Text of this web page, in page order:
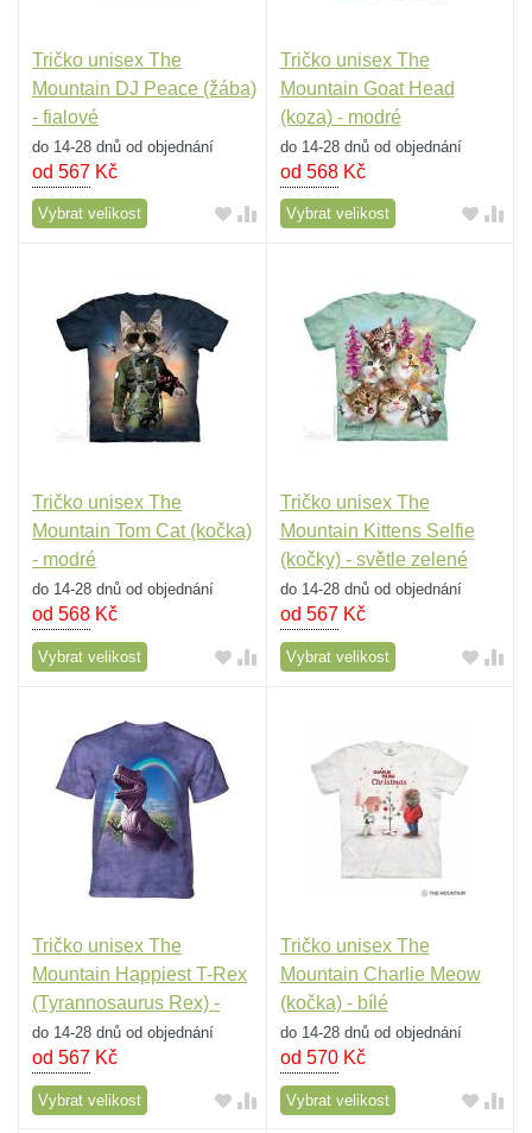
Tričko unisex The
Mountain DJ Peace (žába)
- fialové
do 14-28 dnů od objednání
od 567 Kč
Vybrat velikost
Tričko unisex The
Mountain Goat Head
(koza) - modré
do 14-28 dnů od objednání
od 568Kč
Vybrat velikost
Tričko unisex The
Mountain Tom Cat (kočka)
- modré
do 14-28 dnů od objednání
od 568 Kč
Vybrat velikost
Tričko unisex The
Mountain Kittens Selfie
(kočky) - světle zelené
do 14-28 dnů od objednání
od 567Kč
Vybrat velikost
Tričko unisex The
Mountain Happiest T-Rex
(Tyrannosaurus Rex) -
fialové
do 14-28 dnů od objednání
od 567 Kč
Vybrat velikost
Tričko unisex The
Mountain Charlie Meow
(kočka) - bílé
do 14-28 dnů od objednání
od 570Kč
Vybrat velikost